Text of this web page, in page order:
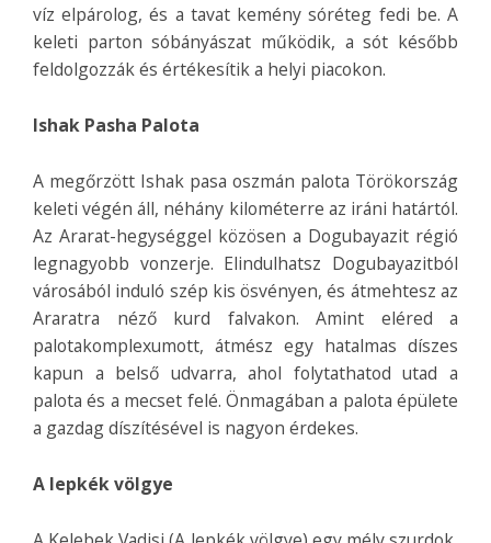
víz elpárolog, és a tavat kemény sóréteg fedi be. A
keleti parton sóbányászat működik, a sót később
feldolgozzák és értékesítik a helyi piacokon.
Ishak Pasha Palota
A megőrzött Ishak pasa oszmán palota Törökország
keleti végén áll, néhány kilométerre az iráni határtól.
Az Ararat-hegységgel közösen a Dogubayazit régió
legnagyobb vonzerje. Elindulhatsz Dogubayazitból
városából induló szép kis ösvényen, és átmehtesz az
Araratra néző kurd falvakon. Amint eléred a
palotakomplexumott, átmész egy hatalmas díszes
kapun a belső udvarra, ahol folytathatod utad a
palota és a mecset felé. Önmagában a palota épülete
a gazdag díszítésével is nagyon érdekes.
A lepkék völgye